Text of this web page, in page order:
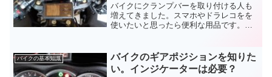
バイクにクランプバーを取り付ける人も
増えてきました。スマホやドラレコをを
使いたいと思ったら便利な用品です。セ
ら使用時まで注意点も含め、バイクのク
ランプバーについてまとめました。
バイクの基本知識
バイクのギアポジションを知りた
い。インジケーターは必要？